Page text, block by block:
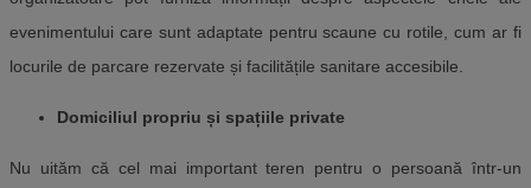
evenimentului care sunt adaptate pentru scaune cu rotile, cum ar fi
locurile de parcare rezervate și facilitățile sanitare accesibile.
Domiciliul propriu și spațiile private
Nu uităm că cel mai important teren pentru o persoană într-un